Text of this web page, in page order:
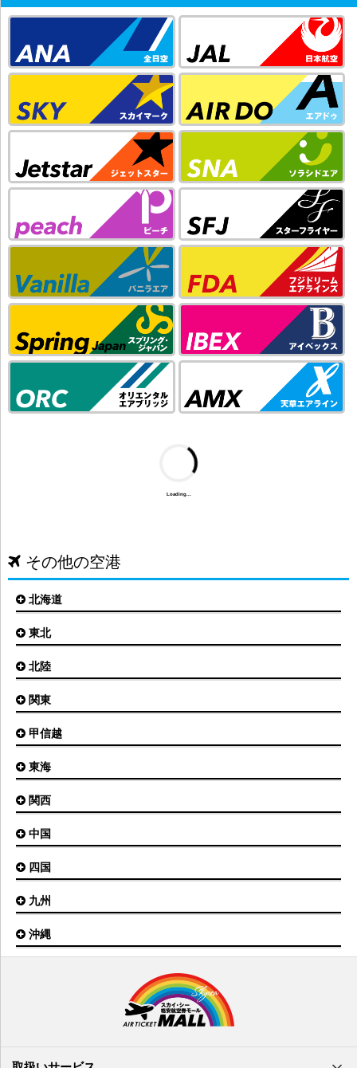
Loading...
その他の空港
北海道
札幌(新千歳)空港
旭川空港
オホーツク紋別空港
釧路空港
稚内空港
とかち帯広空港
根室中標津空港
奥尻空港
利尻空港
東北
仙台空港
青森空港
三沢空港
福島空港
大館能代空港
庄内空港
山形空港
北陸
小松空港
能登空港
関東
東京(羽田)空港
茨城空港
八丈島空港
甲信越
新潟空港
東海
名古屋(中部)空港
静岡空港
関西
大阪(伊丹)空港
神戸空港
南紀白浜空港
但馬空港
中国
広島空港
山口宇部空港
出雲空港
米子空港
四国
松山空港
徳島空港
九州
福岡空港
鹿児島空港
沖縄
南大東空港